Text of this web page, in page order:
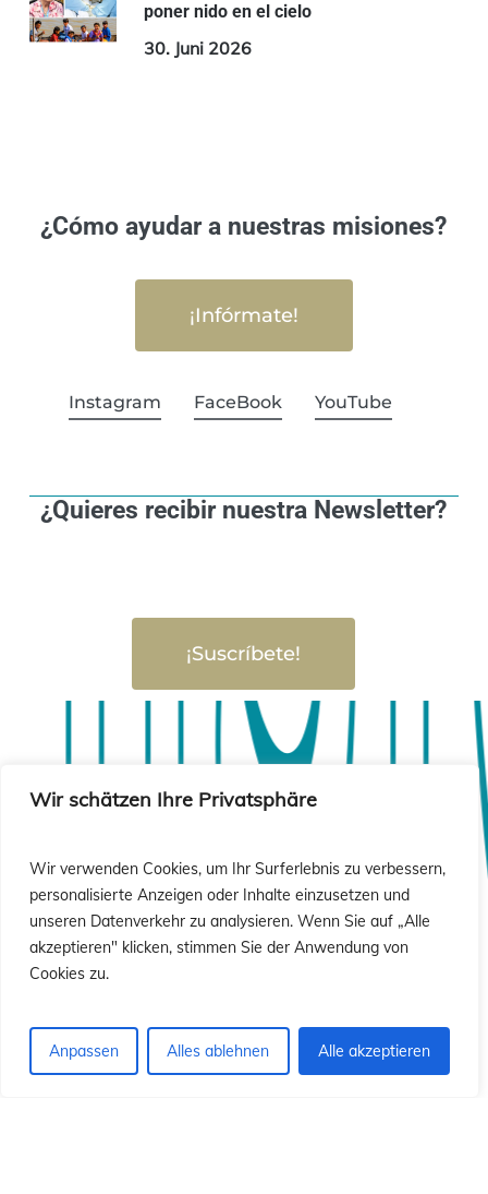
Wir schätzen Ihre Privatsphäre
Wir verwenden Cookies, um Ihr Surferlebnis zu verbessern,
personalisierte Anzeigen oder Inhalte einzusetzen und
unseren Datenverkehr zu analysieren. Wenn Sie auf „Alle
akzeptieren" klicken, stimmen Sie der Anwendung von
Cookies zu.
Anpassen Alles ablehnen Alle akzeptieren
poner nido en el cielo
30. Juni 2026
¿Cómo ayudar a nuestras misiones?
¡Infórmate!
Instagram FaceBook YouTube
¿Quieres recibir nuestra Newsletter?
¡Suscríbete!